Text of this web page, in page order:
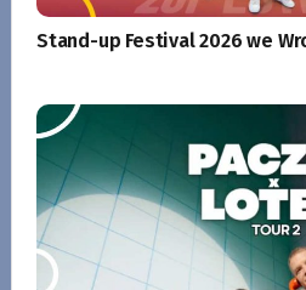
Stand-up Festival 2026 we